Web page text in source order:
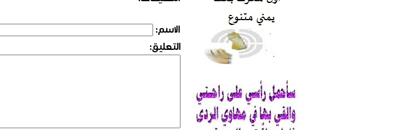
الاسم:
التعليق: